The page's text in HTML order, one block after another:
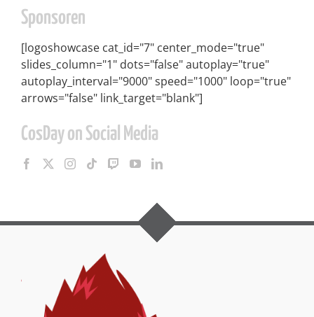
Sponsoren
[logoshowcase cat_id="7" center_mode="true"
slides_column="1" dots="false" autoplay="true"
autoplay_interval="9000" speed="1000" loop="true"
arrows="false" link_target="blank"]
CosDay on Social Media